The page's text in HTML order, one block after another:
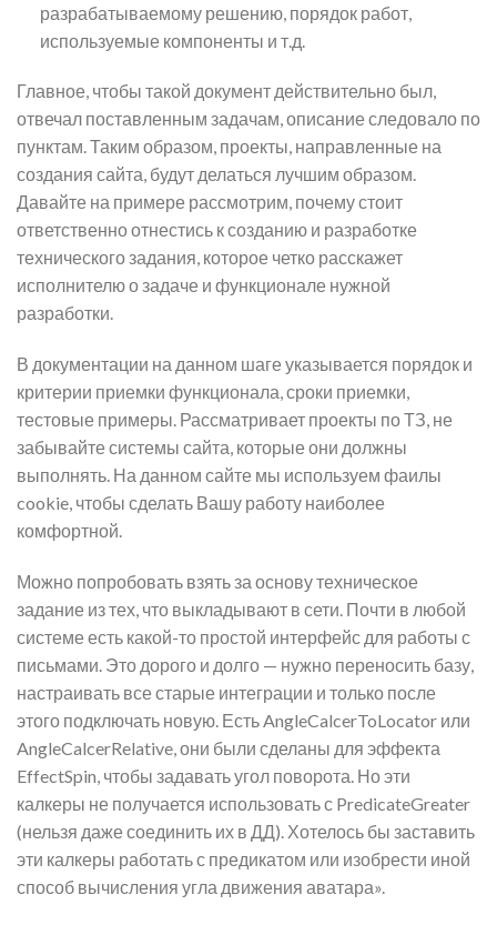
разрабатываемому решению, порядок работ,
используемые компоненты и т.д.
Главное, чтобы такой документ действительно был,
отвечал поставленным задачам, описание следовало по
пунктам. Таким образом, проекты, направленные на
создания сайта, будут делаться лучшим образом.
Давайте на примере рассмотрим, почему стоит
ответственно отнестись к созданию и разработке
технического задания, которое четко расскажет
исполнителю о задаче и функционале нужной
разработки.
В документации на данном шаге указывается порядок и
критерии приемки функционала, сроки приемки,
тестовые примеры. Рассматривает проекты по ТЗ, не
забывайте системы сайта, которые они должны
выполнять. На данном сайте мы используем фаилы
cookie, чтобы сделать Вашу работу наиболее
комфортной.
Можно попробовать взять за основу техническое
задание из тех, что выкладывают в сети. Почти в любой
системе есть какой-то простой интерфейс для работы с
письмами. Это дорого и долго — нужно переносить базу,
настраивать все старые интеграции и только после
этого подключать новую. Есть AngleCalcerToLocator или
AngleCalcerRelative, они были сделаны для эффекта
EffectSpin, чтобы задавать угол поворота. Но эти
калкеры не получается использовать с PredicateGreater
(нельзя даже соединить их в ДД). Хотелось бы заставить
эти калкеры работать с предикатом или изобрести иной
способ вычисления угла движения аватара».